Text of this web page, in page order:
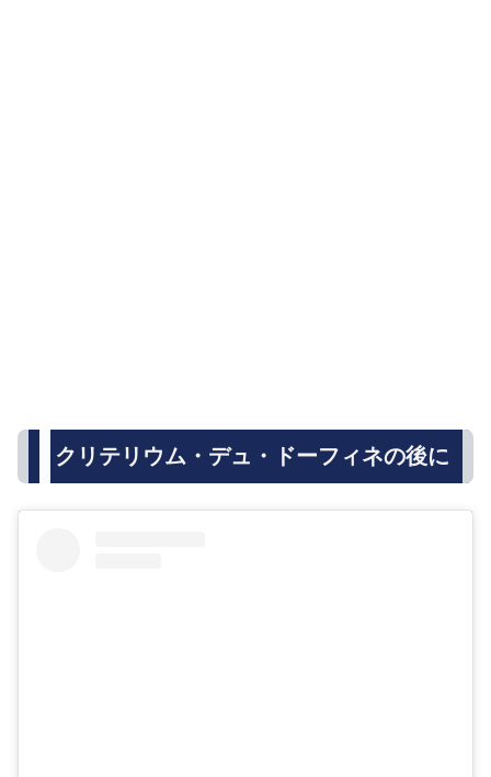
クリテリウム・デュ・ドーフィネの後に